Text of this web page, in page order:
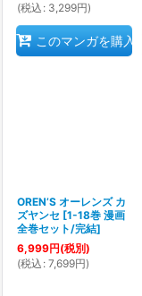
(税込 : 3,299円)
このマンガを購入
OREN’S オーレンズ カ
ズヤンセ [1-18巻 漫画
全巻セット/完結]
6,999円(税別)
(税込 : 7,699円)